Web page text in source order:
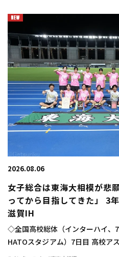
2026.08.06
女子総合は東海大相模が悲
ってから目指してきた」 3
滋賀IH
◇全国高校総体（インターハイ、
HATOスタジアム）7日目 高校ア
行われ、女子学校対抗は東海大